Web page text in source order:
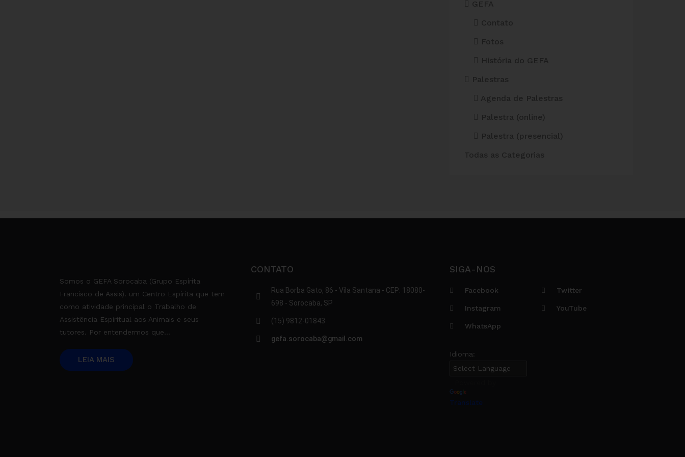
GEFA
Contato
Fotos
História do GEFA
Palestras
Agenda de Palestras
Palestra (online)
Palestra (presencial)
Todas as Categorias
Somos o GEFA Sorocaba (Grupo Espírita
Francisco de Assis). um Centro Espírita que tem
como atividade principal o Trabalho de
Assistência Espiritual aos Animais e seus
tutores. Por entendermos que...
LEIA MAIS
CONTATO
Rua Borba Gato, 86 - Vila Santana - CEP: 18080-
698 - Sorocaba, SP
(15) 9812-01843
gefa.sorocaba@gmail.com
SIGA-NOS
Facebook Twitter
Instagram YouTube
WhatsApp
Idioma:
Translate